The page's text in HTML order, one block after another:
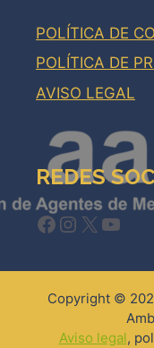
POLÍTICA DE
POLÍTICA DE
AVISO LEGAL
REDES
Facebook
Instagram
X
Copyright ©
Aviso legal,